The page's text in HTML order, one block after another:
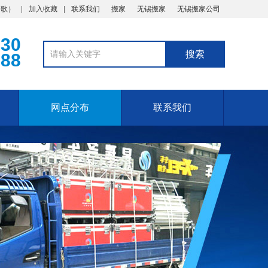
） 加入收藏 联系我们 搬家 无锡搬家 无锡搬家公司
网点分布 联系我们